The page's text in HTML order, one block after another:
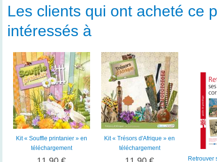
Les clients qui ont acheté ce
intéressés à
Kit « Souffle printanier » en
téléchargement
Kit « Trésors d'Afrique » en
téléchargement
Retrouver